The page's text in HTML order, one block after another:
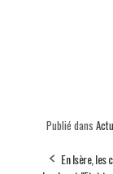
Publié dans
En Isère, les